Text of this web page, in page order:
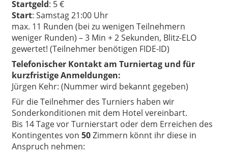
Startgeld: 5 €
Start: Samstag 21:00 Uhr
max. 11 Runden (bei zu wenigen Teilnehmern
weniger Runden) – 3 Min + 2 Sekunden, Blitz-ELO
gewertet! (Teilnehmer benötigen FIDE-ID)
Telefonischer Kontakt am Turniertag und für
kurzfristige Anmeldungen:
Jürgen Kehr: (Nummer wird bekannt gegeben)
Für die Teilnehmer des Turniers haben wir
Sonderkonditionen mit dem Hotel vereinbart.
Bis 14 Tage vor Turnierstart oder dem Erreichen des
Kontingentes von 50Zimmern könnt ihr diese in
Anspruch nehmen: